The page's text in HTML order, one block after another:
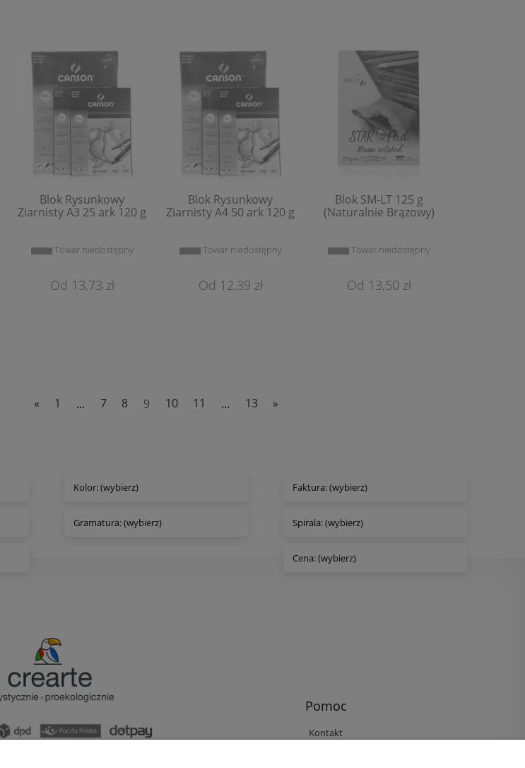
Blok Rysunkowy
Ziarnisty A3 25 ark 120 g
Towar niedostępny
13,73 zł
Blok Rysunkowy
Ziarnisty A4 50 ark 120 g
Towar niedostępny
12,39 zł
Blok SM-LT 125 g
(Naturalnie Brązowy)
Towar niedostępny
13,50 zł
« 1 ... 7 8 9 10 11 ... 13 »
Kolor: (wybierz) Faktura: (wybierz)
Gramatura: (wybierz) Spirala: (wybierz)
Cena: (wybierz)
Pomoc
Kontakt